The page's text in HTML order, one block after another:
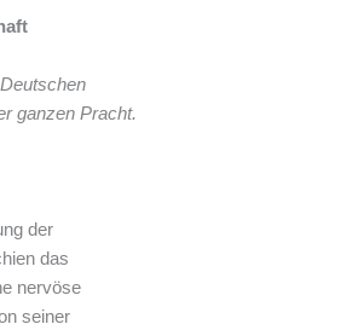
ganzen Pracht.
der
das
nervöse
seiner